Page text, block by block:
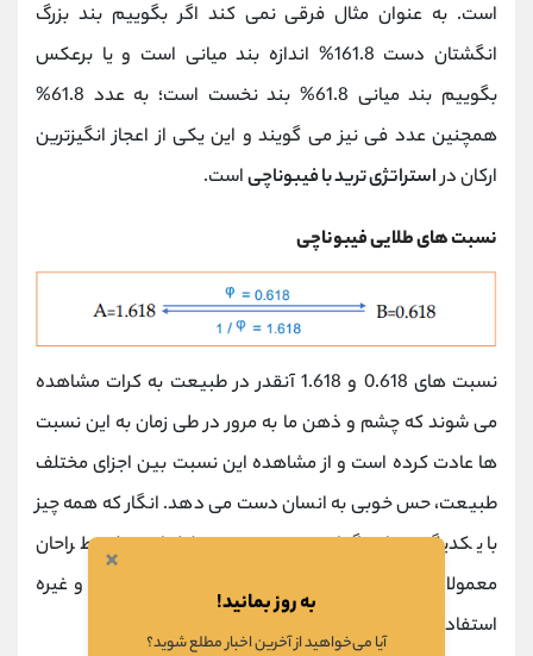
است. به عنوان مثال فرقی نمی کند اگر بگوییم بند بزرگ
انگشتان دست 161.8% اندازه بند میانی است و یا برعکس
بگوییم بند میانی 61.8% بند نخست است؛ به عدد 61.8%
همچنین عدد فی نیز می گویند و این یکی از اعجاز انگیزترین
ارکان دراستراتژی ترید با فیبوناچیاست.
نسبت های طلایی فیبوناچی
نسبت های 0.618 و 1.618 آنقدر در طبیعت به کرات مشاهده
می شوند که چشم و ذهن ما به مرور در طی زمان به این نسبت
ها عادت کرده است و از مشاهده این نسبت بین اجزای مختلف
طبیعت، حس خوبی به انسان دست می دهد. انگار که همه چیز
با یکدیگر هماهنگ است، به همین دلیل است که طراحان
معمولا از نسبت طلایی در نقاشی ها، عکاسی، معماری و غیره
استفاده می کنند.
×
به روز بمانید!
آیا می‌خواهید از آخرین اخبار مطلع شوید؟